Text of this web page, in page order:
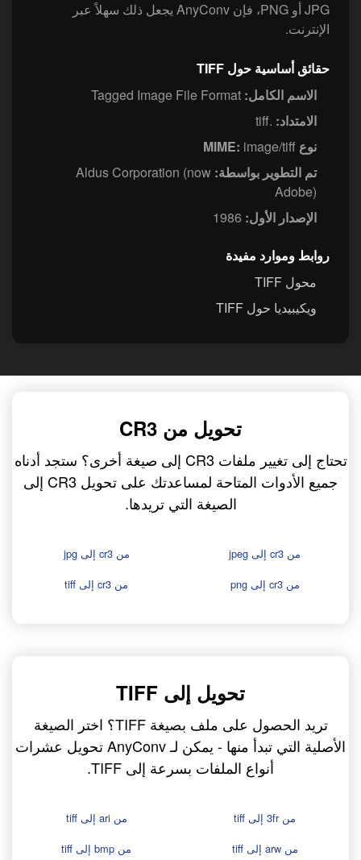
JPG أو PNG، فإن AnyConv يجعل ذلك سهلاً عبر
الإنترنت.
حقائق أساسية حول TIFF
الاسم الكامل:
الامتداد: .tiff
نوع MIME: image/tiff
تم التطوير بواسطة: Aldus Corporation (now
Adobe)
الإصدار الأول:
روابط وموارد مفيدة
محول TIFF
ويكيبيديا حول TIFF
تحويل من CR3
تحتاج إلى تغيير ملفات CR3 إلى صيغة أخرى؟ ستجد أدناه
جميع الأدوات المتاحة لمساعدتك على تحويل CR3 إلى
الصيغة التي تريدها.
من cr3 إلى jpeg
من cr3 إلى jpg
من cr3 إلى png
من cr3 إلى tiff
تحويل إلى TIFF
تريد الحصول على ملف بصيغة TIFF؟ اختر الصيغة
الأصلية التي تبدأ منها - يمكن لـ AnyConv تحويل عشرات
أنواع الملفات بسرعة إلى TIFF.
من 3fr إلى tiff
من ari إلى tiff
من arw إلى tiff
من bmp إلى tiff